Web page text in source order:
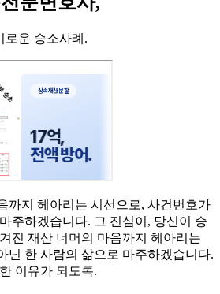
운 승소사례 .
까지 헤아리는 시선으로, 사건번호가
주하겠습니다. 그 진심이, 당신이 승
진 재산 너머의 마음까지 헤아리는
닌 한 사람의 삶으로 마주하겠습니다.
이유가 되도록.